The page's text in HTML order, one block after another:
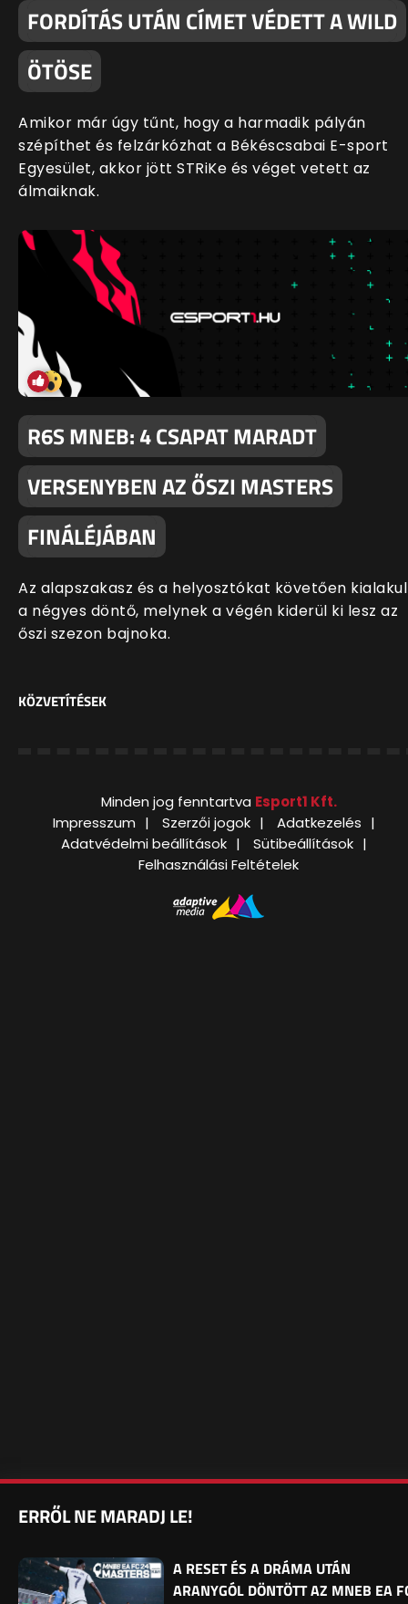
FORDÍTÁS UTÁN CÍMET VÉDETT A WILD
ÖTÖSE
Amikor már úgy tűnt, hogy a harmadik pályán
szépíthet és felzárkózhat a Békéscsabai E-sport
Egyesület, akkor jött STRiKe és véget vetett az
álmaiknak.
R6S MNEB: 4 CSAPAT MARADT
VERSENYBEN AZ ŐSZI MASTERS
FINÁLÉJÁBAN
Az alapszakasz és a helyosztókat követően
a négyes döntő, melynek a végén kiderül ki lesz az
őszi szezon bajnoka.
KÖZVETÍTÉSEK
Minden jog fenntartva Esport1 Kft.
Impresszum
Szerzői jogok
Adatkezelés
Adatvédelmi beállítások
Sütibeállítások
Felhasználási Feltételek
ERRŐL NE MARADJ LE!
A RESET ÉS A DRÁMA UTÁN
ARANYGÓL DÖNTÖTT AZ MNEB EA